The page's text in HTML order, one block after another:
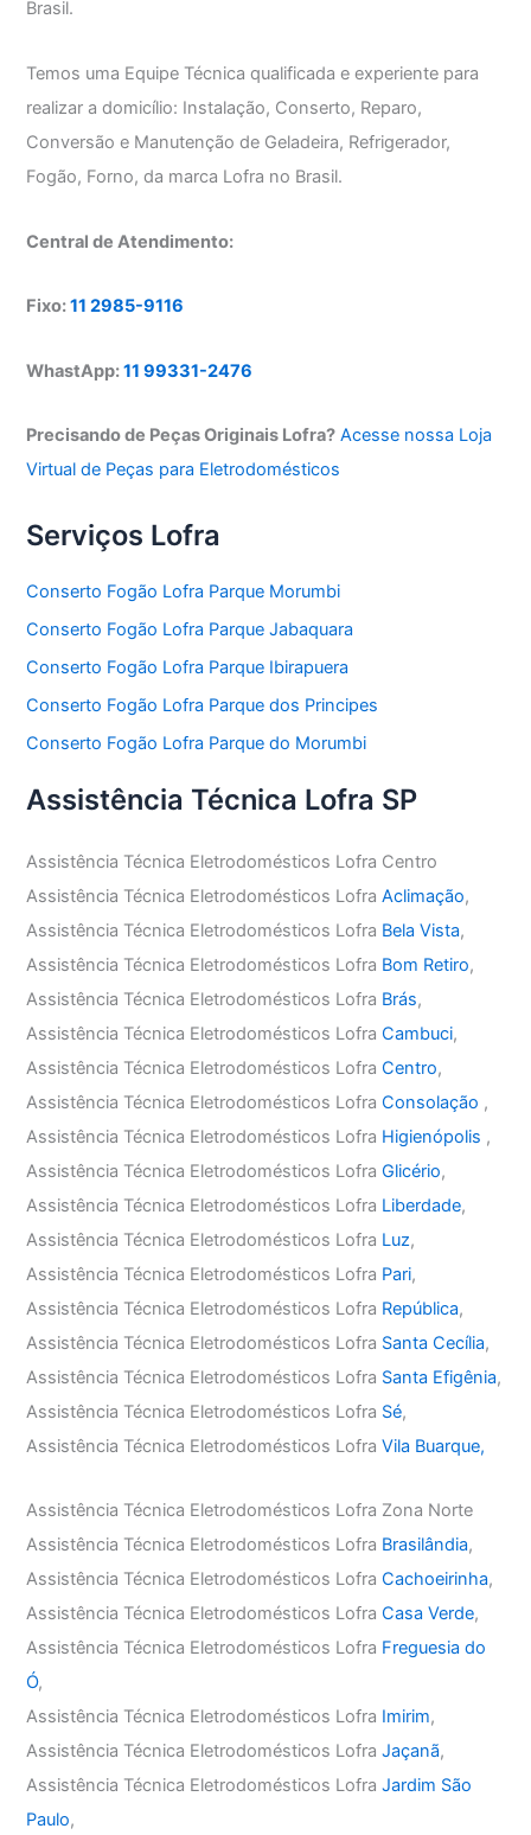
Brasil.
Temos uma Equipe Técnica qualificada e experiente para
realizar a domicílio: Instalação, Conserto, Reparo,
Conversão e Manutenção de Geladeira, Refrigerador,
Fogão, Forno, da marca Lofra no Brasil.
Central de Atendimento:
Fixo:11 2985-9116
WhastApp:11 99331-2476
Precisando de Peças Originais Lofra? Acesse nossa Loja
Virtual de Peças para Eletrodomésticos
Serviços Lofra
Conserto Fogão Lofra Parque Morumbi
Conserto Fogão Lofra Parque Jabaquara
Conserto Fogão Lofra Parque Ibirapuera
Conserto Fogão Lofra Parque dos Principes
Conserto Fogão Lofra Parque do Morumbi
Assistência Técnica Lofra SP
Assistência Técnica Eletrodomésticos Lofra Centro
Assistência Técnica Eletrodomésticos LofraAclimação,
Assistência Técnica Eletrodomésticos Lofra Bela Vista,
Assistência Técnica Eletrodomésticos Lofra Bom Retiro,
Assistência Técnica Eletrodomésticos Lofra Brás,
Assistência Técnica Eletrodomésticos LofraCambuci,
Assistência Técnica Eletrodomésticos LofraCentro,
Assistência Técnica Eletrodomésticos LofraConsolação ,
Assistência Técnica Eletrodomésticos Lofra Higienópolis ,
Assistência Técnica Eletrodomésticos LofraGlicério,
Assistência Técnica Eletrodomésticos Lofra Liberdade,
Assistência Técnica Eletrodomésticos Lofra Luz,
Assistência Técnica Eletrodomésticos Lofra Pari,
Assistência Técnica Eletrodomésticos Lofra República,
Assistência Técnica Eletrodomésticos Lofra Santa Cecília,
Assistência Técnica Eletrodomésticos Lofra Santa Efigênia,
Assistência Técnica Eletrodomésticos Lofra Sé,
Assistência Técnica Eletrodomésticos LofraVila Buarque,
Assistência Técnica Eletrodomésticos Lofra Zona Norte
Assistência Técnica Eletrodomésticos Lofra Brasilândia,
Assistência Técnica Eletrodomésticos LofraCachoeirinha,
Assistência Técnica Eletrodomésticos LofraCasa Verde,
Assistência Técnica Eletrodomésticos Lofra Freguesia do
Ó,
Assistência Técnica Eletrodomésticos Lofra Imirim,
Assistência Técnica Eletrodomésticos LofraJaçanã,
Assistência Técnica Eletrodomésticos LofraJardim São
Paulo,